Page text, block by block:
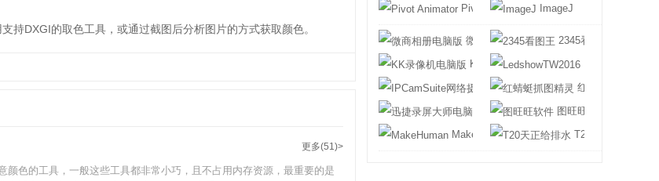
DXGI的取色工具，或通过截图后分析图片的方式获取颜色。
更多(51)>
颜色的工具，一般这些工具都非常小巧，且不占用内存资源，最重要的是
Pivot Animator
ImageJ
微商相册电脑版
2345看图王
KK录像机电脑版
IPCamSuite网络摄像机搜索工具
红蜻蜓抓图精灵
迅捷录屏大师电脑版图旺旺软件
MakeHuman
T20天正给排水